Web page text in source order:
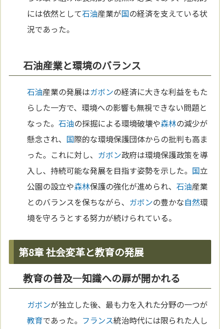
には依然として石油産業が国の経済を支えている状
況であった。
石油産業と環境のバランス
石油産業の発展はガボンの経済に大きな利益をもた
らした一方で、環境への影響も無視できない問題と
なった。石油の採掘による環境破壊や森林の減少が
懸念され、 国際的な環境保護団体からの批判も高ま
った。これに対し、 ガボン政府は環境保護政策を導
入し、持続可能な発展を目指す姿勢を示した。 国立
公園の設立や森林保護の強化が進められ、石油産業
とのバランスを保ちながら、 ガボンの豊かな自然環
境を守ろうとする努力が続けられている。
第8章 社会変革と教育の発展
教育の普及—知識への扉が開かれる
ガボンが独立した後、最も力を入れた分野の一つが
教育であった。 フランス統治時代には限られた人し